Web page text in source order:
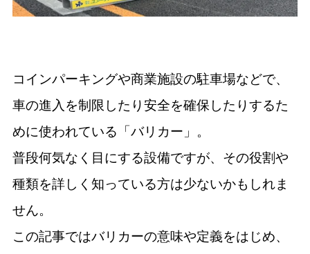
コインパーキングや商業施設の駐車場などで、
車の進入を制限したり安全を確保したりするた
めに使われている「バリカー」。
普段何気なく目にする設備ですが、その役割や
種類を詳しく知っている方は少ないかもしれま
せん。
この記事ではバリカーの意味や定義をはじめ、